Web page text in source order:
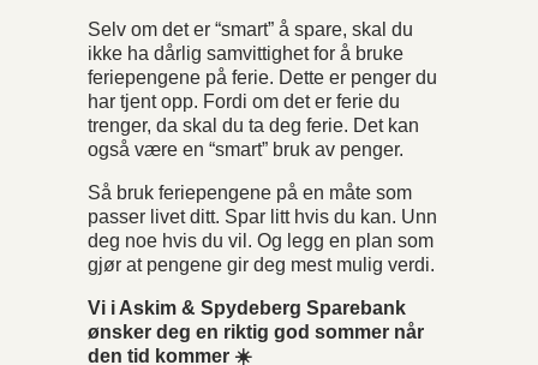
Selv om det er “smart” å spare, skal du
ikke ha dårlig samvittighet for å bruke
feriepengene på ferie. Dette er penger du
har tjent opp. Fordi om det er ferie du
trenger, da skal du ta deg ferie. Det kan
også være en “smart” bruk av penger.
Så bruk feriepengene på en måte som
passer livet ditt. Spar litt hvis du kan. Unn
deg noe hvis du vil. Og legg en plan som
gjør at pengene gir deg mest mulig verdi.
Vi i Askim & Spydeberg Sparebank
ønsker deg en riktig god sommer når
den tid kommer ☀️